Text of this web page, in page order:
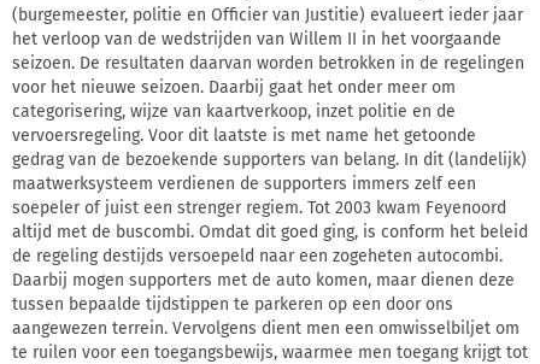
(burgemeester, politie en Officier van Justitie) evalueert ieder jaar
het verloop van de wedstrijden van Willem II in het voorgaande
seizoen. De resultaten daarvan worden betrokken in de regelingen
voor het nieuwe seizoen. Daarbij gaat het onder meer om
categorisering, wijze van kaartverkoop, inzet politie en de
vervoersregeling. Voor dit laatste is met name het getoonde
gedrag van de bezoekende supporters van belang. In dit (landelijk)
maatwerksysteem verdienen de supporters immers zelf een
soepeler of juist een strenger regiem. Tot 2003 kwam Feyenoord
altijd met de buscombi. Omdat dit goed ging, is conform het beleid
de regeling destijds versoepeld naar een zogeheten autocombi.
Daarbij mogen supporters met de auto komen, maar dienen deze
tussen bepaalde tijdstippen te parkeren op een door ons
aangewezen terrein. Vervolgens dient men een omwisselbiljet om
te ruilen voor een toegangsbewijs, waarmee men toegang krijgt tot